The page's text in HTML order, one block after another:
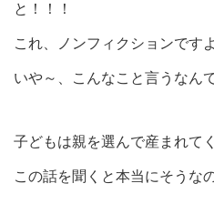
と！！！
これ、ノンフィクションです
いや～、こんなこと言うなん
子どもは親を選んで産まれて
この話を聞くと本当にそうな